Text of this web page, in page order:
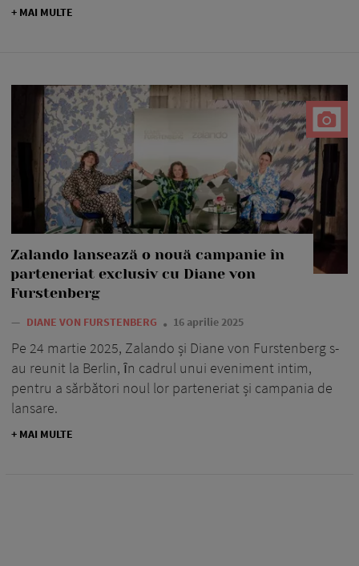
+ MAI MULTE
Zalando lansează o nouă campanie în
parteneriat exclusiv cu Diane von
Furstenberg
— DIANE VON FURSTENBERG 16 aprilie 2025
Pe 24 martie 2025, Zalando și Diane von Furstenberg s-
au reunit la Berlin, ȋn cadrul unui eveniment intim,
pentru a sărbători noul lor parteneriat și campania de
lansare.
+ MAI MULTE